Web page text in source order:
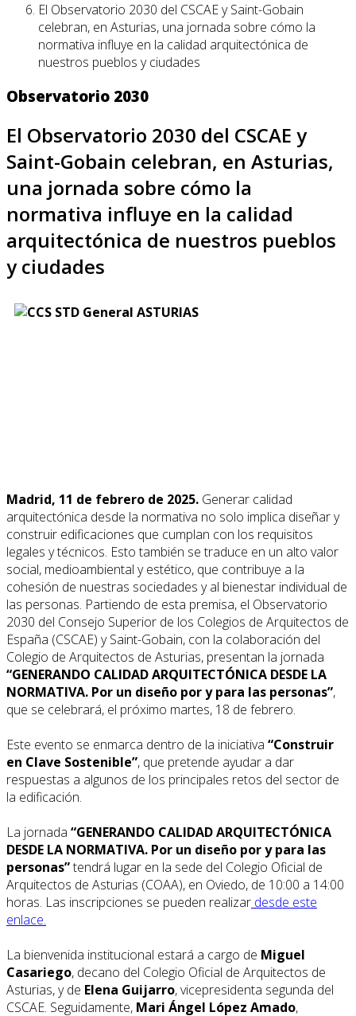
El Observatorio 2030 del CSCAE y Saint-Gobain
celebran, en Asturias, una jornada sobre cómo la
normativa influye en la calidad arquitectónica de
nuestros pueblos y ciudades
Observatorio 2030
El Observatorio 2030 del CSCAE y
Saint-Gobain celebran, en Asturias,
una jornada sobre cómo la
normativa influye en la calidad
arquitectónica de nuestros pueblos
y ciudades
Madrid, 11 de febrero de 2025. Generar calidad
arquitectónica desde la normativa no solo implica diseñar y
construir edificaciones que cumplan con los requisitos
legales y técnicos. Esto también se traduce en un alto valor
social, medioambiental y estético, que contribuye a la
cohesión de nuestras sociedades y al bienestar individual de
las personas. Partiendo de esta premisa, el Observatorio
2030 del Consejo Superior de los Colegios de Arquitectos de
España (CSCAE) y Saint-Gobain, con la colaboración del
Colegio de Arquitectos de Asturias, presentan la jornada
“GENERANDO CALIDAD ARQUITECTÓNICA DESDE LA
NORMATIVA. Por un diseño por y para las personas”,
que se celebrará, el próximo martes, 18 de febrero.
Este evento se enmarca dentro de la iniciativa “Construir
en Clave Sostenible”, que pretende ayudar a dar
respuestas a algunos de los principales retos del sector de
la edificación.
La jornada “GENERANDO CALIDAD ARQUITECTÓNICA
DESDE LA NORMATIVA. Por un diseño por y para las
personas”tendrá lugar en la sede del Colegio Oficial de
Arquitectos de Asturias (COAA), en Oviedo, de 10:00 a 14:00
horas. Las inscripciones se pueden realizar desde este
enlace.
La bienvenida institucional estará a cargo de Miguel
Casariego, decano del Colegio Oficial de Arquitectos de
Asturias, y de Elena Guijarro, vicepresidenta segunda del
CSCAE. Seguidamente, Mari Ángel López Amado,